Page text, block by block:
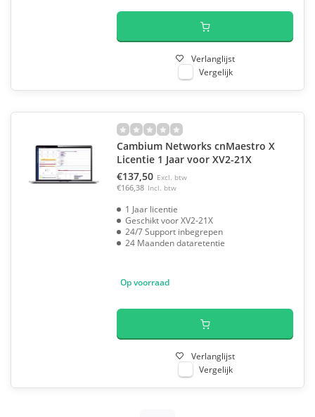
Verlanglijst
Vergelijk
Cambium Networks cnMaestro X
Licentie 1 Jaar voor XV2-21X
€137,50 Excl. btw
€166,38 Incl. btw
1 Jaar licentie
Geschikt voor XV2-21X
24/7 Support inbegrepen
24 Maanden dataretentie
Op voorraad
Verlanglijst
Vergelijk